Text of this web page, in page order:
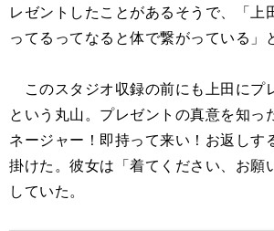
レゼントしたことがあるそうで、「上
ってるってなると体で繋がっている」
このスタジオ収録の前にも上田にプ
という丸山。プレゼントの真意を知っ
ネージャー！即持って来い！お返しす
掛けた。彼女は「着てください、お願
していた。